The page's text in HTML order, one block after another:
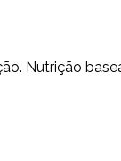
Nutrição